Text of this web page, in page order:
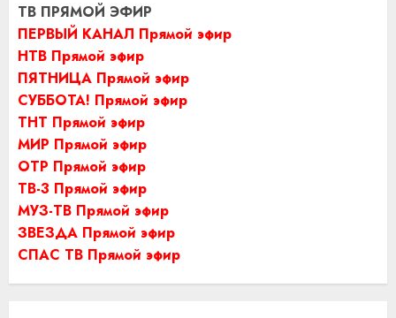
ТВ ПРЯМОЙ ЭФИР
ПЕРВЫЙ КАНАЛ Прямой эфир
НТВ Прямой эфир
ПЯТНИЦА Прямой эфир
СУББОТА! Прямой эфир
ТНТ Прямой эфир
МИР Прямой эфир
ОТР Прямой эфир
ТВ-3 Прямой эфир
МУЗ-ТВ Прямой эфир
ЗВЕЗДА Прямой эфир
СПАС ТВ Прямой эфир